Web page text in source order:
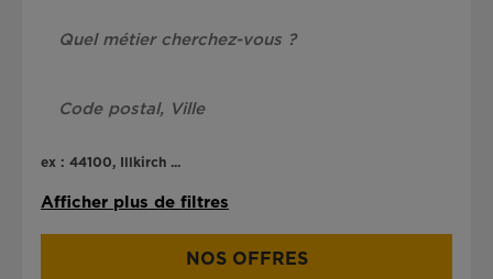
ex : 44100, Illkirch ...
Afficher plus de filtres
NOS OFFRES